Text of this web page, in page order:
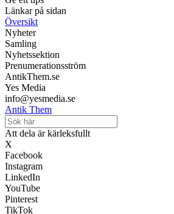
Länkar på sidan
Översikt
Nyheter
Samling
Nyhetssektion
Prenumerationsström
AntikThem.se
Yes Media
info@yesmedia.se
Antik Them
Att dela är kärleksfullt
X
Facebook
Instagram
LinkedIn
YouTube
Pinterest
TikTok